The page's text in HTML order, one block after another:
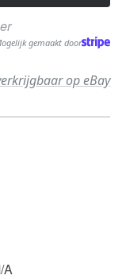
gemaakt door
op eBay
A